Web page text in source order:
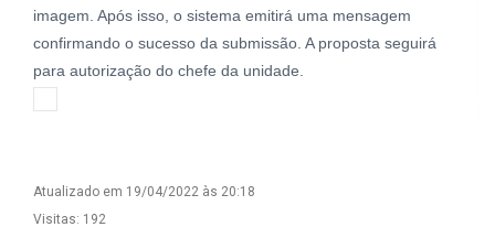
imagem. Após isso, o sistema emitirá uma mensagem
confirmando o sucesso da submissão. A proposta seguirá
para autorização do chefe da unidade.
Atualizado em 19/04/2022 às 20:18
Visitas: 192